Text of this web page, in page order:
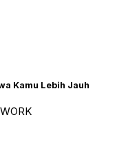
Kamu Lebih Jauh